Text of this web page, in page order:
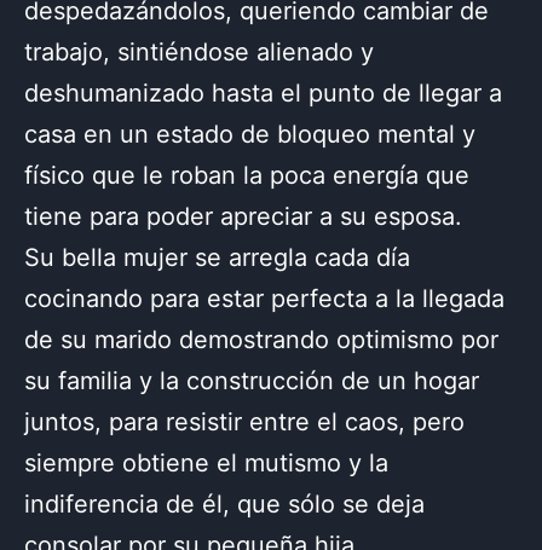
despedazándolos, queriendo cambiar de
trabajo, sintiéndose alienado y
deshumanizado hasta el punto de llegar a
casa en un estado de bloqueo mental y
físico que le roban la poca energía que
tiene para poder apreciar a su esposa.
Su bella mujer se arregla cada día
cocinando para estar perfecta a la llegada
de su marido demostrando optimismo por
su familia y la construcción de un hogar
juntos, para resistir entre el caos, pero
siempre obtiene el mutismo y la
indiferencia de él, que sólo se deja